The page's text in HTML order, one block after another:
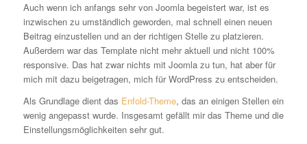
Auch wenn ich anfangs sehr von Joomla begeistert war, ist es
inzwischen zu umständlich geworden, mal schnell einen neuen
Beitrag einzustellen und an der richtigen Stelle zu platzieren.
Außerdem war das Template nicht mehr aktuell und nicht 100%
responsive. Das hat zwar nichts mit Joomla zu tun, hat aber für
mich mit dazu beigetragen, mich für WordPress zu entscheiden.
Als Grundlage dient das Enfold-Theme, das an einigen Stellen ein
wenig angepasst wurde. Insgesamt gefällt mir das Theme und die
Einstellungsmöglichkeiten sehr gut.